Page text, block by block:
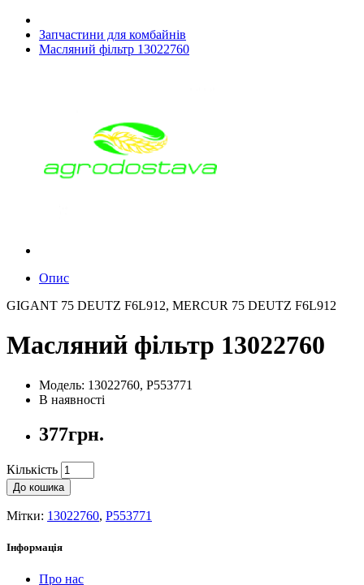
Запчастини для комбайнів
Масляний фільтр 13022760
Опис
GIGANT 75 DEUTZ F6L912, MERCUR 75 DEUTZ F6L912
Масляний фільтр 13022760
Модель: 13022760, P553771
В наявності
377грн.
Кількість
До кошика
Мітки: 13022760, P553771
Інформація
Про нас